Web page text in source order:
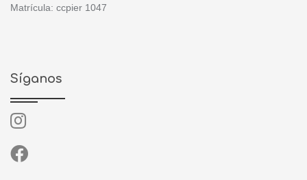
Matrícula: ccpier 1047
Síganos